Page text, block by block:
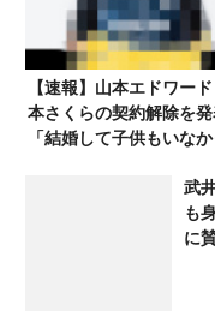
【速報】山本エドワー
本さくらの契約解除を
「結婚して子供もいな
な」「美人マネでファン
武
も
に